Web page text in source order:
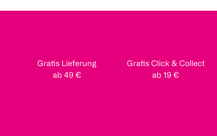
Gratis Lieferung
ab 49 €
Gratis Click & Collect
ab 19 €